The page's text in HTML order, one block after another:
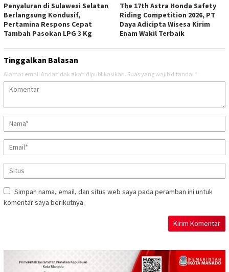
Penyaluran di Sulawesi Selatan
Berlangsung Kondusif,
Pertamina Respons Cepat
Tambah Pasokan LPG 3 Kg
The 17th Astra Honda Safety
Riding Competition 2026, PT
Daya Adicipta Wisesa Kirim
Enam Wakil Terbaik
Tinggalkan Balasan
Alamat email Anda tidak akan dipublikasikan. Ruas yang wajib ditandai *
Simpan nama, email, dan situs web saya pada peramban ini untuk
komentar saya berikutnya.